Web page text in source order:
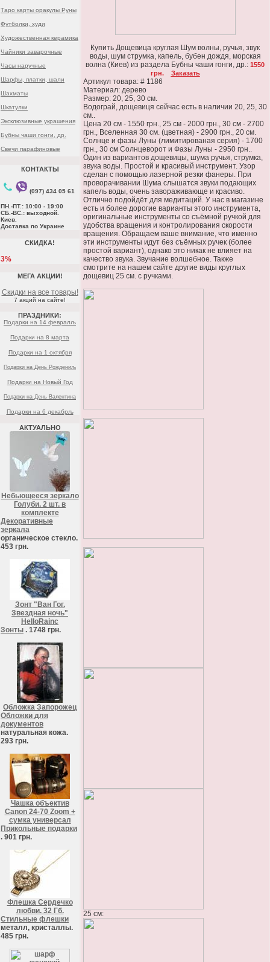
Таро карты оракулы Руны
Футболки, худи
Художественная керамика
Чайники заварочные
Часы наручные
Шарфы, платки, шали
Шахматы
Шкатулки
Эксклюзивные украшения
Бубны чаши гонги, др.
Свечи парафиновые
КОНТАКТЫ
(097) 434 05 61
ПН.-ПТ.: 10:00 - 19:00
СБ.-ВС.: выходной.
Киев.
Доставка по Украине
СКИДКА!
3%
МЕГА АКЦИИ!
Скидки на все товары!
7 акций на сайте!
ПРАЗДНИКИ:
Подарки на 14 февралљ
Подарки на 8 марта
Подарки на 1 октября
Подарки на День Рождениљ
Подарки на Новый Год
Подарки на День Валентина
Подарки на 6 декабрљ
АКТУАЛЬНО
Небьющееся зеркало
Голуби. 2 шт. в
комплекте
Декоративные
зеркала
органическое стекло.
453 грн.
Зонт "Ван Гог.
Звездная ночь"
HelloRainc
Зонты . 1748 грн.
Обложка Запорожец
Обложки для
документов
натуральная кожа.
293 грн.
Чашка объектив
Canon 24-70 Zoom +
сумка универсал
Прикольные подарки
. 901 грн.
Флешка Сердечко
любви. 32 Гб.
Стильные флешки
металл, кристаллы.
485 грн.
Купить Дощевица круглая Шум волны, ручья, звук
воды, шум струмка, капель, бубен дождя, морская
волна (Киев) из раздела Бубны чаши гонги, др.: 1550
грн.
Заказать
Артикул товара: # 1186
Материал: дерево
Размер: 20, 25, 30 см.
Водограй, дощевиця сейчас есть в наличии 20, 25, 30
см..
Цена 20 см - 1550 грн., 25 см - 2000 грн., 30 см - 2700
грн., Вселенная 30 см. (цветная) - 2900 грн., 20 см.
Солнце и фазы Луны (лимитированая серия) - 1700
грн., 30 см Солнцеворот и Фазы Луны - 2950 грн..
Один из вариантов дощевицы, шума ручья, струмка,
звука воды. Простой и красивый инструмент. Узор
сделан с помощью лазерной резки фанеры. При
проворачивании Шума слышатся звуки подающих
капель воды, очень завораживающе и красиво.
Отлично подойдёт для медитаций. У нас в магазине
есть и более дорогие варианты этого инструмента,
оригинальные инструменты со съёмной ручкой для
удобства вращения и контролирования скорости
вращения. Обращаем ваше внимание, что именно
эти инструменты идут без съёмных ручек (более
простой вариант), однако это никак не влияет на
качество звука. Звучание волшебное. Также
смотрите на нашем сайте другие виды круглых
дощевиц 25 см. с ручками.
25 см: